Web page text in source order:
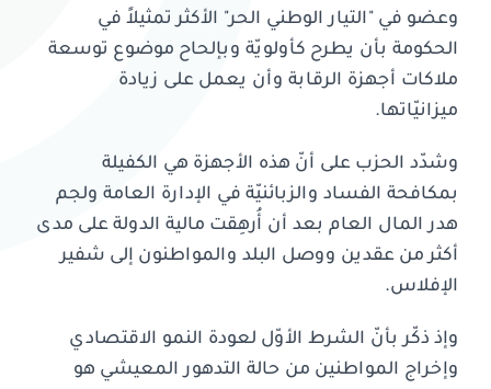
وعضو في "التيار الوطني الحر" الأكثر تمثيلاً في
الحكومة بأن يطرح كأولويّة وبإلحاح موضوع توسعة
ملاكات أجهزة الرقابة وأن يعمل على زيادة
ميزانيّاتها.
وشدّد الحزب على أنّ هذه الأجهزة هي الكفيلة
بمكافحة الفساد والزبائنيّة في الإدارة العامة ولجم
هدر المال العام بعد أن أُرهِقت مالية الدولة على مدى
أكثر من عقدين ووصل البلد والمواطنون إلى شفير
الإفلاس.
وإذ ذكّر بأنّ الشرط الأوّل لعودة النمو الاقتصادي
وإخراج المواطنين من حالة التدهور المعيشي هو